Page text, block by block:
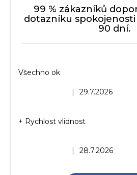
k
y
v
ý
99 % zákazníků
dotazníku
90 dní.
Hodnocení obchodu je 5 z 5
| 29.7.2026
Všechno ok
Hodnocení obchodu je 5 z 5
| 28.7.2026
+ Rychlost vlidnost